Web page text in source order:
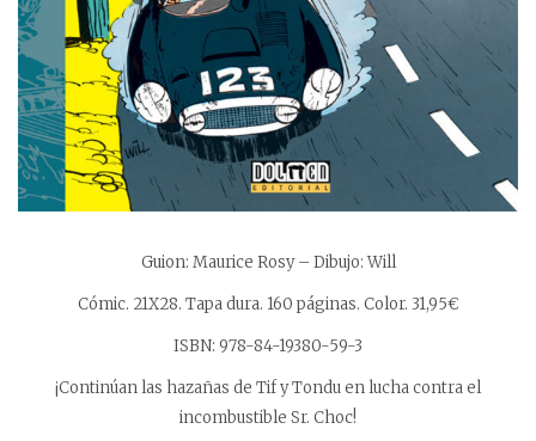
Guion: Maurice Rosy – Dibujo: Will
Cómic. 21X28. Tapa dura. 160 páginas. Color. 31,95€
ISBN: 978-84-19380-59-3
¡Continúan las hazañas de Tif y Tondu en lucha contra el
incombustible Sr. Choc!